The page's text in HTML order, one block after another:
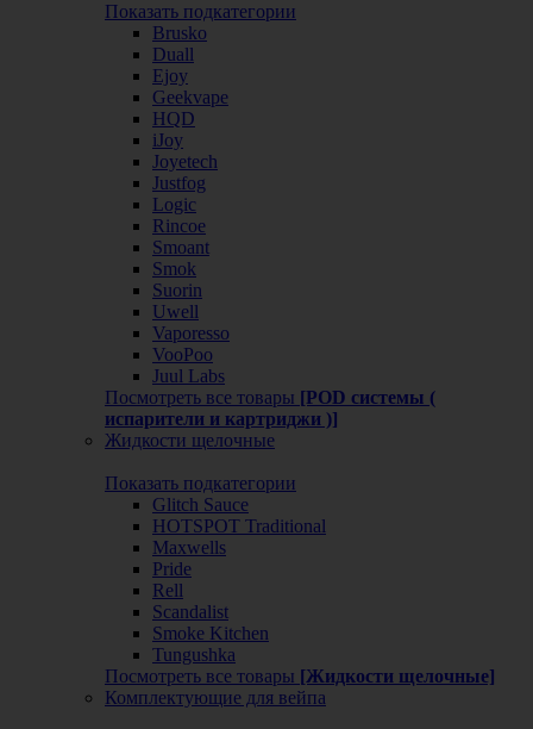
Показать подкатегории
Brusko
Duall
Ejoy
Geekvape
HQD
iJoy
Joyetech
Justfog
Logic
Rincoe
Smoant
Smok
Suorin
Uwell
Vaporesso
VooPoo
Juul Labs
Посмотреть все товары [POD системы (
испарители и картриджи )]
Жидкости щелочные
Показать подкатегории
Glitch Sauce
HOTSPOT Traditional
Maxwells
Pride
Rell
Scandalist
Smoke Kitchen
Tungushka
Посмотреть все товары [Жидкости щелочные]
Комплектующие для вейпа